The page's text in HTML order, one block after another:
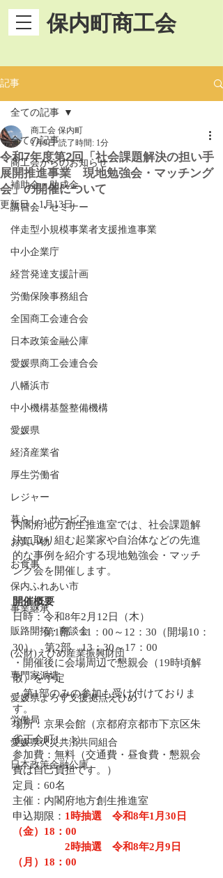
保内町商工会
記事
全ての記事
商工会からのお知らせ
補助金・助成金
講習会・セミナー
伴走型小規模事業者支援推進事業
中小企業庁
経営発達支援計画
労働保険事務組合
全国商工会連合会
日本政策金融公庫
愛媛県商工会連合会
八幡浜市
中小機構基盤整備機構
愛媛県
経済産業省
厚生労働省
レジャー
暮らし・サービス
お買い物
お食事
保内ふれあい市
事業継承
販路開拓・商談会
(公財)えひめ産業振興財団
専門家派遣
愛媛県よろず支援拠点えひめ
労働局
愛媛県火災共済共同組合
日本政策金融公庫
全ての記事
令和7年度第2回「社会課題解決の担い手
展開推進事業 現地勉強会・マッチング
会」の開催について
商工会 保内町
1月9日 読了時間: 1分
更新日：1月13日
内閣府地方創生推進室では、社会課題解
決に取り組む起業家や自治体などの先進
的な事例を紹介する現地勉強会・マッチ
ング会を開催します。
開催概要
日時：令和8年2月12日（木）
第1部　11：00～12：30（開場10：
30）　第2部　13：30～17：00
・開催後に会場周辺で懇親会（19時頃解
散）を予定
・第1部のみの参加も受け付けておりま
す。
場所：京果会館（京都府京都市下京区朱
雀正会町1－1）
参加費：無料（交通費・昼食費・懇親会
費は自己負担です。）
定員：60名
主催：内閣府地方創生推進室
申込期限： 1時抽選　令和8年1月30日
（金）18：00
2時抽選　令和8年2月9日
（月）18：00